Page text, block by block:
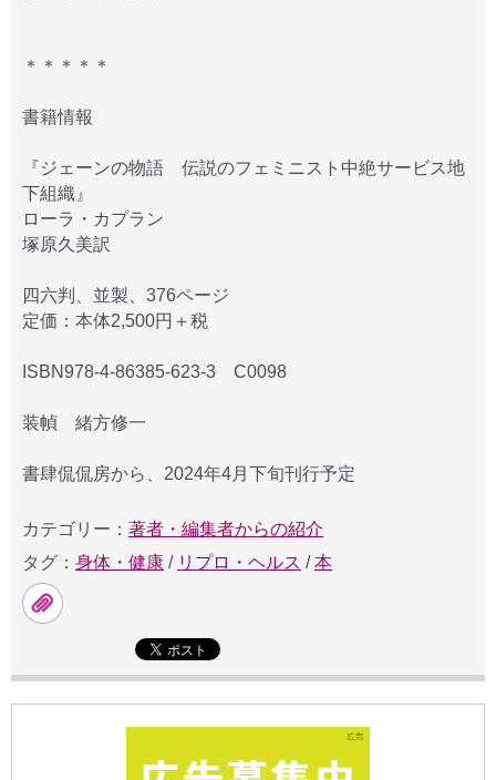
＊＊＊＊＊
書籍情報
『ジェーンの物語 伝説のフェミニスト中絶サービス地
下組織』
ローラ・カプラン
塚原久美訳
四六判、並製、376ページ
定価：本体2,500円＋税
ISBN978-4-86385-623-3 C0098
装幀 緒方修一
書肆侃侃房から、2024年4月下旬刊行予定
カテゴリー： 著者・編集者からの紹介
タグ： 身体・健康 / リプロ・ヘルス /本